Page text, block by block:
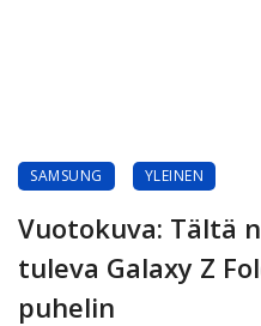
SAMSUNG YLEINEN
Vuotokuva: Tältä
tuleva Galaxy Z
puhelin